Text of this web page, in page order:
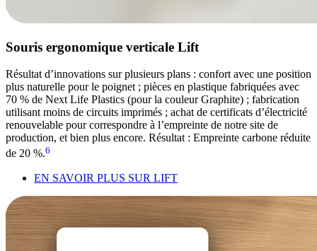
Souris ergonomique verticale Lift
Résultat d’innovations sur plusieurs plans : confort avec une position
plus naturelle pour le poignet ; pièces en plastique fabriquées avec
70 % de Next Life Plastics (pour la couleur Graphite) ; fabrication
utilisant moins de circuits imprimés ; achat de certificats d’électricité
renouvelable pour correspondre à l’empreinte de notre site de
production, et bien plus encore. Résultat : Empreinte carbone réduite
de 20 %.6
EN SAVOIR PLUS SUR LIFT